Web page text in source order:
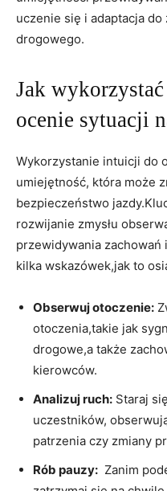
uczenie się i adaptacja⁣
‌drogowego.
Jak
⁣ocenie sytuacji
Wykorzystanie ⁤intuicji⁢ do
umiejętność,‍ która może
bezpieczeństwo
rozwijanie zmysłu
przewidywania
kilka wskazówek,jak‌ to
Obserwuj ⁣otoczenie:
⁢otoczenia,takie⁣ jak
drogowe,a także
kierowców.
Analizuj ‍ruch: Staraj
uczestników,
patrzenia⁢ czy zmiany
Rób ‍pauzy:
Zanim